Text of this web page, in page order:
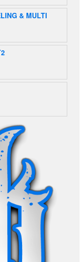
& MULTI